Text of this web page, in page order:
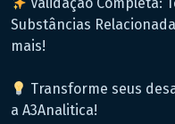
Substâncias
mais!
Transforme seus
a A3Analitica!